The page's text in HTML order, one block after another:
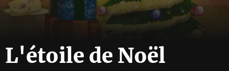
L'étoile de Noël